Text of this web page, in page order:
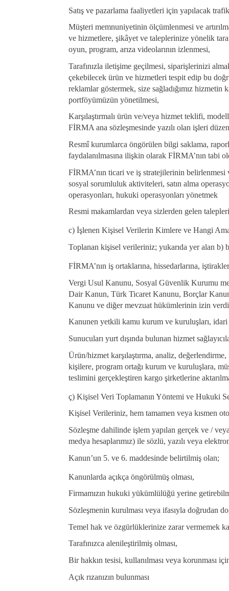
Satış ve pazarlama faaliyetleri için yapılacak
Müşteri memnuniyetinin ölçümlenmesi ve
ve hizmetlere, şikâyet ve taleplerinize yönelik
oyun, program, arıza videolarının izlenmesi,
Tarafınızla iletişime geçilmesi, siparişlerinizi
çekebilecek ürün ve hizmetleri tespit edip bu
reklamlar göstermek, size sağladığımız
portföyümüzün yönetilmesi,
Karşılaştırmalı ürün ve/veya hizmet teklifi,
FİRMA ana sözleşmesinde yazılı olan işleri
Resmî kurumlarca öngörülen bilgi saklama,
faydalanılmasına ilişkin olarak FİRMA’nın tabi
FİRMA’nın ticari ve iş stratejilerinin belirlenmesi
sosyal sorumluluk aktiviteleri, satın alma
operasyonları, hukuki operasyonları yönetmek
Resmi makamlardan veya sizlerden gelen
c) İşlenen Kişisel Verilerin Kimlere ve Hangi
Toplanan kişisel verileriniz; yukarıda yer alan b)
FİRMA’nın iş ortaklarına, hissedarlarına,
Vergi Usul Kanunu, Sosyal Güvenlik Kurumu
Dair Kanun, Türk Ticaret Kanunu, Borçlar
Kanunu ve diğer mevzuat hükümlerinin izin
Kanunen yetkili kamu kurum ve kuruluşları,
Sunucuları yurt dışında bulunan hizmet
Ürün/hizmet karşılaştırma, analiz,
kişilere, program ortağı kurum ve kuruluşlara,
teslimini gerçekleştiren kargo şirketlerine
ç) Kişisel Veri Toplamanın Yöntemi ve Hukuki
Kişisel Verileriniz, hem tamamen veya kısmen
Sözleşme dahilinde işlem yapılan gerçek ve /
medya hesaplarımız) ile sözlü, yazılı veya
Kanun’un 5. ve 6. maddesinde belirtilmiş olan;
Kanunlarda açıkça öngörülmüş olması,
Firmamızın hukuki yükümlülüğü yerine
Sözleşmenin kurulması veya ifasıyla doğrudan
Temel hak ve özgürlüklerinize zarar vermemek
Tarafınızca alenileştirilmiş olması,
Bir hakkın tesisi, kullanılması veya korunması
Açık rızanızın bulunması